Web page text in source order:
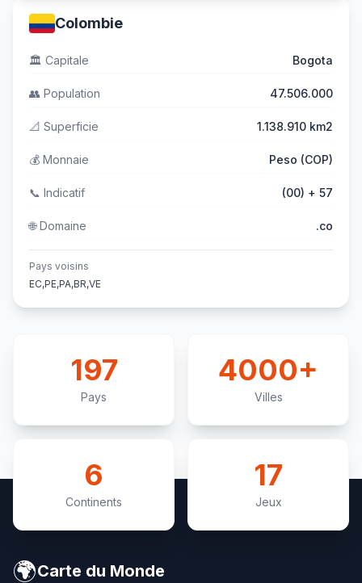
Colombie
🏛️ Capitale Bogota
👥 Population 47.506.000
📐 Superficie 1.138.910 km2
💰 Monnaie Peso (COP)
📞 Indicatif (00) + 57
🌐Domaine .co
Pays voisins
EC,PE,PA,BR,VE
197
Pays
4000+
Villes
6
Continents
17
Jeux
🌍Carte du Monde